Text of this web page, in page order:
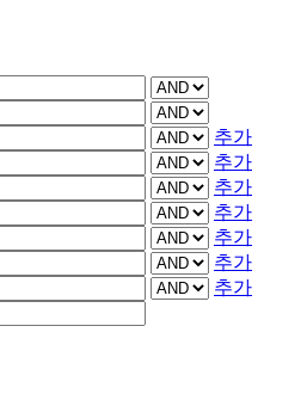
추가
추가
추가
추가
추가
추가
추가